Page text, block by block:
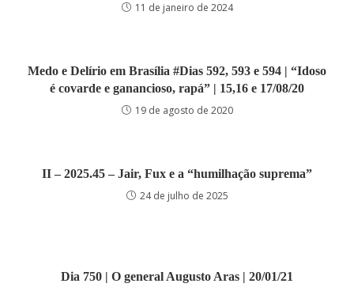
11 de janeiro de 2024
Medo e Delírio em Brasília #Dias 592, 593 e 594 | “Idoso
é covarde e ganancioso, rapá” | 15,16 e 17/08/20
19 de agosto de 2020
II – 2025.45 – Jair, Fux e a “humilhação suprema”
24 de julho de 2025
Dia 750 | O general Augusto Aras | 20/01/21